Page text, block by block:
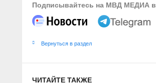
Подписывайтесь на МВД МЕДИА в
Вернуться в раздел
ЧИТАЙТЕ ТАКЖЕ